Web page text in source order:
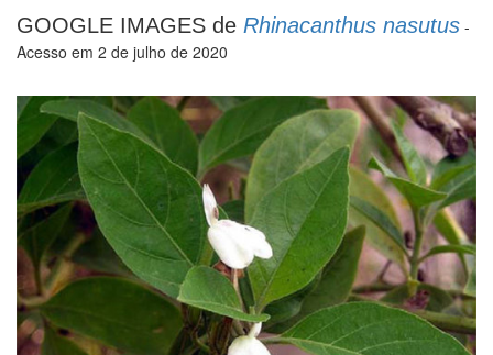
GOOGLE IMAGES de Rhinacanthus nasutus -
Acesso em 2 de julho de 2020